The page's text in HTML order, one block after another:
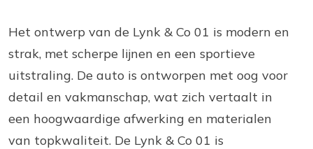
Het ontwerp van de Lynk & Co 01 is modern en
strak, met scherpe lijnen en een sportieve
uitstraling. De auto is ontworpen met oog voor
detail en vakmanschap, wat zich vertaalt in
een hoogwaardige afwerking en materialen
van topkwaliteit. De Lynk & Co 01 is